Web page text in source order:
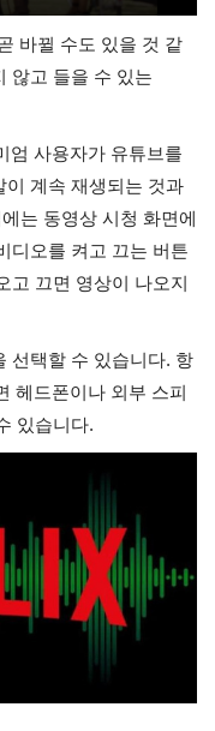
바뀔 수도 있을 것 같
않고 들을 수 있는
엄 사용자가 유튜브를
이 계속 재생되는 것과
는 동영상 시청 화면에
디오를 켜고 끄는 버튼
고 끄면 영상이 나오지
선택할 수 있습니다. 항
헤드폰이나 외부 스피
있습니다.